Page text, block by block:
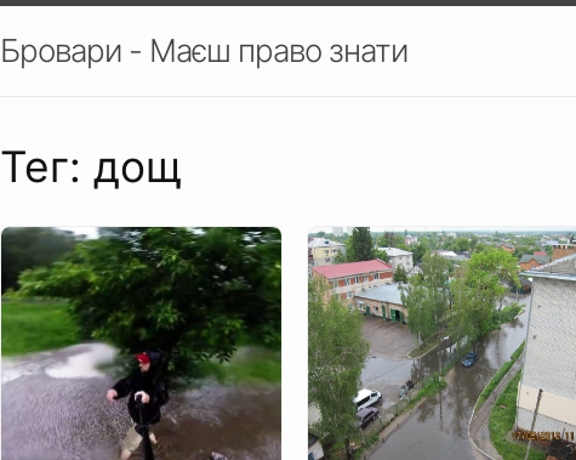
Бровари - Маєш право знати
Тег: дощ